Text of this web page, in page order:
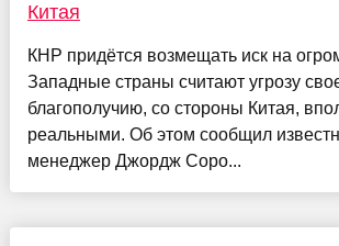
Китая
КНР придётся возмещать иск на
Западные страны считают угрозу
благополучию, со стороны Китая,
реальными. Об этом сообщил
менеджер Джордж Соро...